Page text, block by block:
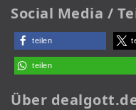
Social Media /
teilen
teilen
Über